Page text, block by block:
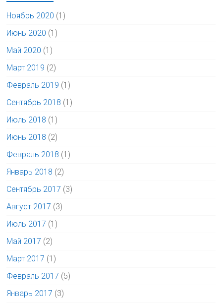
Ноябрь 2020 (1)
Июнь 2020 (1)
Май 2020 (1)
Март 2019 (2)
Февраль 2019 (1)
Сентябрь 2018 (1)
Июль 2018 (1)
Июнь 2018 (2)
Февраль 2018 (1)
Январь 2018 (2)
Сентябрь 2017 (3)
Август 2017 (3)
Июль 2017 (1)
Май 2017 (2)
Март 2017 (1)
Февраль 2017 (5)
Январь 2017 (3)